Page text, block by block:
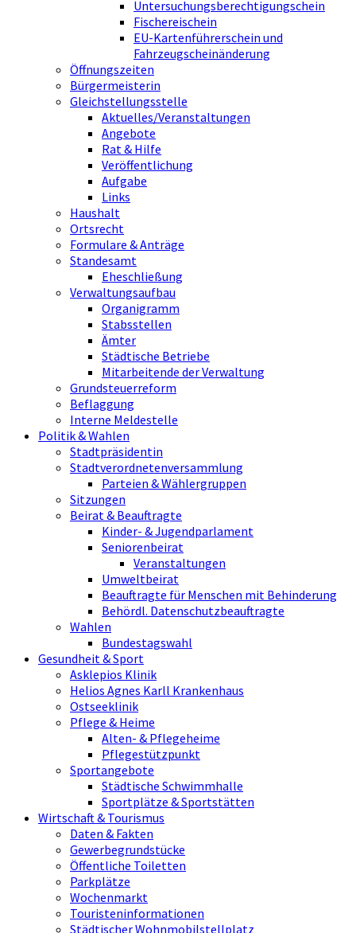
Untersuchungsberechtigungschein
Fischereischein
EU-Kartenführerschein und
Fahrzeugscheinänderung
Öffnungszeiten
Bürgermeisterin
Gleichstellungsstelle
Aktuelles/Veranstaltungen
Angebote
Rat & Hilfe
Veröffentlichung
Aufgabe
Links
Haushalt
Ortsrecht
Formulare & Anträge
Standesamt
Eheschließung
Verwaltungsaufbau
Organigramm
Stabsstellen
Ämter
Städtische Betriebe
Mitarbeitende der Verwaltung
Grundsteuerreform
Beflaggung
Interne Meldestelle
Politik & Wahlen
Stadtpräsidentin
Stadtverordnetenversammlung
Parteien & Wählergruppen
Sitzungen
Beirat & Beauftragte
Kinder- & Jugendparlament
Seniorenbeirat
Veranstaltungen
Umweltbeirat
Beauftragte für Menschen mit Behinderung
Behördl. Datenschutzbeauftragte
Wahlen
Bundestagswahl
Gesundheit & Sport
Asklepios Klinik
Helios Agnes Karll Krankenhaus
Ostseeklinik
Pflege & Heime
Alten- & Pflegeheime
Pflegestützpunkt
Sportangebote
Städtische Schwimmhalle
Sportplätze & Sportstätten
Wirtschaft & Tourismus
Daten & Fakten
Gewerbegrundstücke
Öffentliche Toiletten
Parkplätze
Wochenmarkt
Touristeninformationen
Städtischer Wohnmobilstellplatz